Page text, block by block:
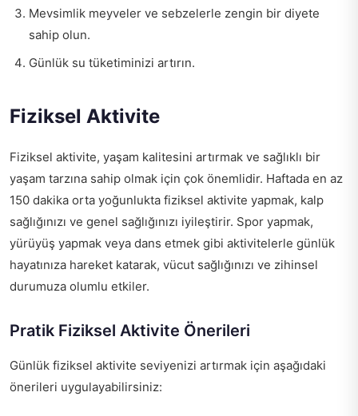
Mevsimlik meyveler ve sebzelerle zengin bir diyete
sahip olun.
Günlük su tüketiminizi artırın.
Fiziksel Aktivite
Fiziksel aktivite, yaşam kalitesini artırmak ve sağlıklı bir
yaşam tarzına sahip olmak için çok önemlidir. Haftada en az
150 dakika orta yoğunlukta fiziksel aktivite yapmak, kalp
sağlığınızı ve genel sağlığınızı iyileştirir. Spor yapmak,
yürüyüş yapmak veya dans etmek gibi aktivitelerle günlük
hayatınıza hareket katarak, vücut sağlığınızı ve zihinsel
durumuza olumlu etkiler.
Pratik Fiziksel Aktivite Önerileri
Günlük fiziksel aktivite seviyenizi artırmak için aşağıdaki
önerileri uygulayabilirsiniz: